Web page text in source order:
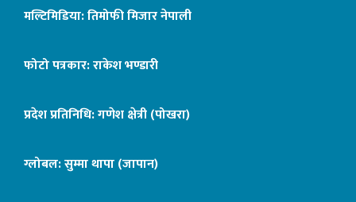
मल्टिमिडिया: तिमोफी मिजार नेपाली
फोटो पत्रकार: राकेश भण्डारी
प्रदेश प्रतिनिधि: गणेश क्षेत्री (पोखरा)
ग्लोबल: सुम्मा थापा (जापान)